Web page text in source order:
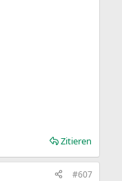
Zitieren
#607